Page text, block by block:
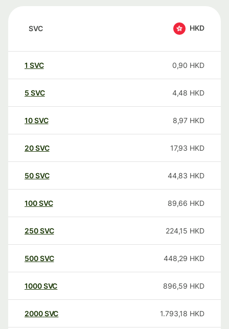
SVC HKD
1 SVC 0,90 HKD
5 SVC 4,48 HKD
10SVC 8,97 HKD
20SVC 17,93 HKD
50SVC 44,83 HKD
100SVC 89,66 HKD
250SVC 224,15 HKD
500SVC 448,29 HKD
1000SVC 896,59 HKD
2000SVC 1.793,18 HKD